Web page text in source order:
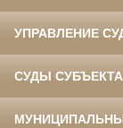
УПРАВЛЕНИЕ
СУДЫ